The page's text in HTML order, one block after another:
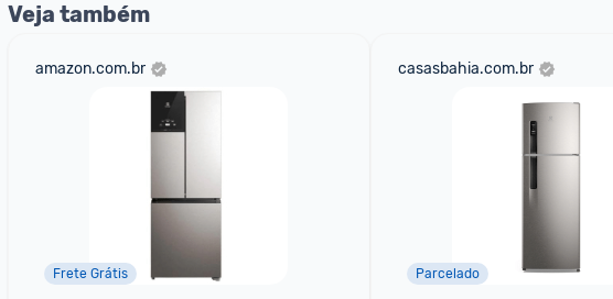
Veja também
amazon.com.br
Frete Grátis
casasbahia.com.br
Parcelado